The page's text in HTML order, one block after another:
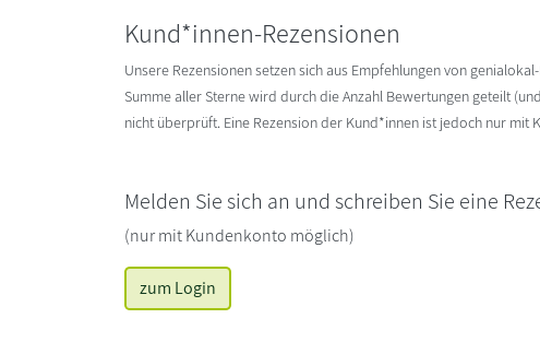
Kund*innen-Rezensionen
Unsere Rezensionen setzen sich aus Empfehlungen von
Summe aller Sterne wird durch die Anzahl Bewertungen geteilt
nicht überprüft. Eine Rezension der Kund*innen ist jedoch nur mit
Melden Sie sich an und schreiben Sie eine
(nur mit Kundenkonto möglich)
zum Login